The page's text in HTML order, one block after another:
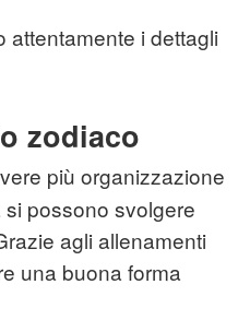
attentamente i dettagli
zodiaco
più organizzazione
possono svolgere
agli allenamenti
una buona forma